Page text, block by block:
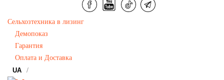
Сельхозтехника в лизинг
Демопоказ
Гарантия
Оплата и Доставка
UA
/
Фреза HAMMER-S 2200